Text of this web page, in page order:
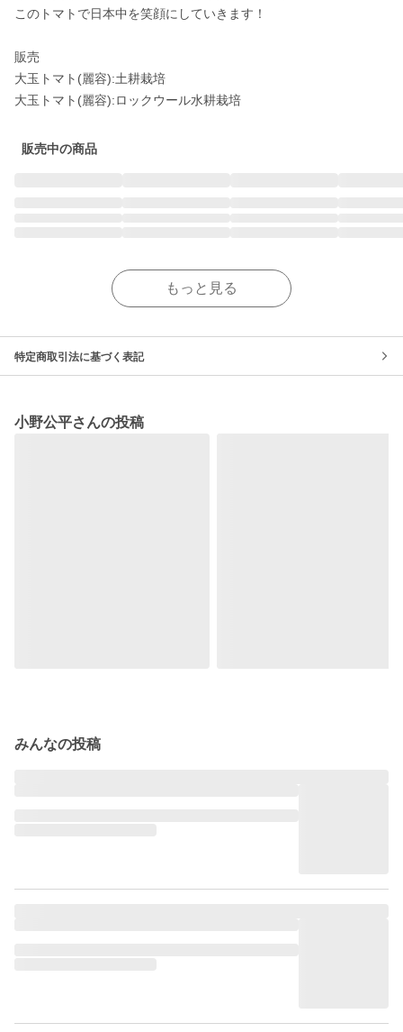
このトマトで日本中を笑顔にしていきます！
販売
大玉トマト(麗容):土耕栽培
大玉トマト(麗容):ロックウール水耕栽培
販売中の商品
もっと見る
特定商取引法に基づく表記
小野公平さんの投稿
みんなの投稿